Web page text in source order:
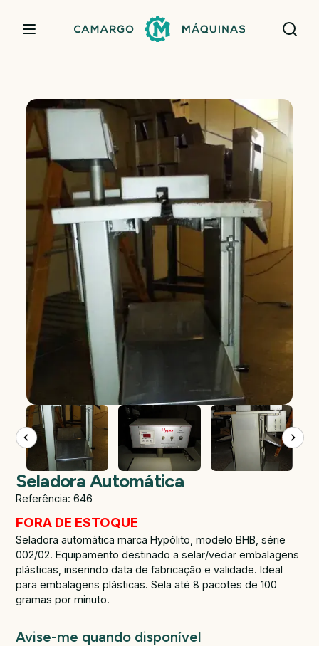
Seladora Automática
Referência: 646
FORA DE ESTOQUE
Seladora automática marca Hypólito, modelo BHB, série
002/02. Equipamento destinado a selar/vedar embalagens
plásticas, inserindo data de fabricação e validade. Ideal
para embalagens plásticas. Sela até 8 pacotes de 100
gramas por minuto.
Avise-me quando disponível